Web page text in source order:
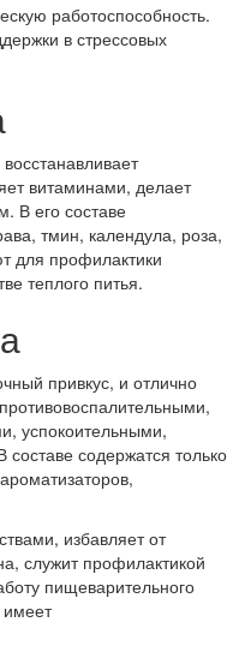
работоспособность.
в стрессовых
витаминами, делает
В его составе
тмин, календула, роза,
для профилактики
теплого питья.
привкус, и отлично
успокоительными,
содержатся только
избавляет от
служит профилактикой
пищеварительного
имеет